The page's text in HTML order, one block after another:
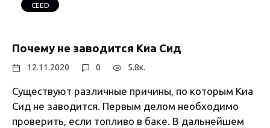
CEED
Почему не заводится Киа Сид
12.11.2020 0 5.8к.
Существуют различные причины, по которым Киа
Сид не заводится. Первым делом необходимо
проверить, если топливо в баке. В дальнейшем